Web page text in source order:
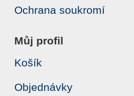
Ochrana soukromí
Můj profil
Košík
Objednávky